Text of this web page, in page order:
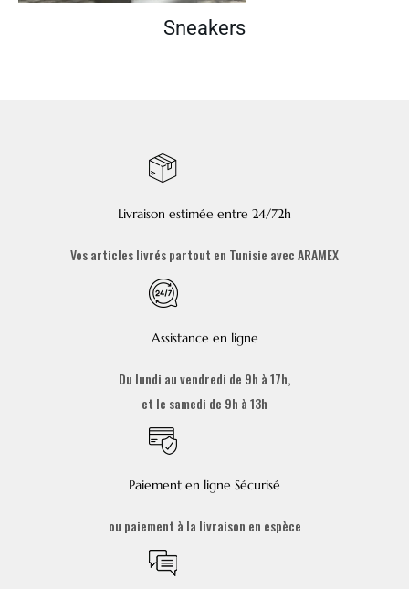
Sneakers
Livraison estimée entre 24/72h
Vos articles livrés partout en Tunisie avec ARAMEX
Assistance en ligne
Du lundi au vendredi de 9h à 17h,
et le samedi de 9h à 13h
Paiement en ligne Sécurisé
ou paiement à la livraison en espèce